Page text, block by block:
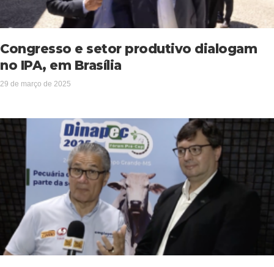
Congresso e setor produtivo dialogam
no IPA, em Brasília
29 de março de 2025